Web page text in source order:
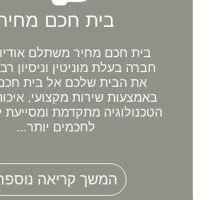
בית חכם
בית חכם מחיר משתלם
חברה בעלת מוניטין וניסיון
את הבית שלכם אל בית
באמצעות שירות מקצועי,
הטכנולוגיה מתקדמת ומסייעת
לחכמים יותר...
המשך קריאה